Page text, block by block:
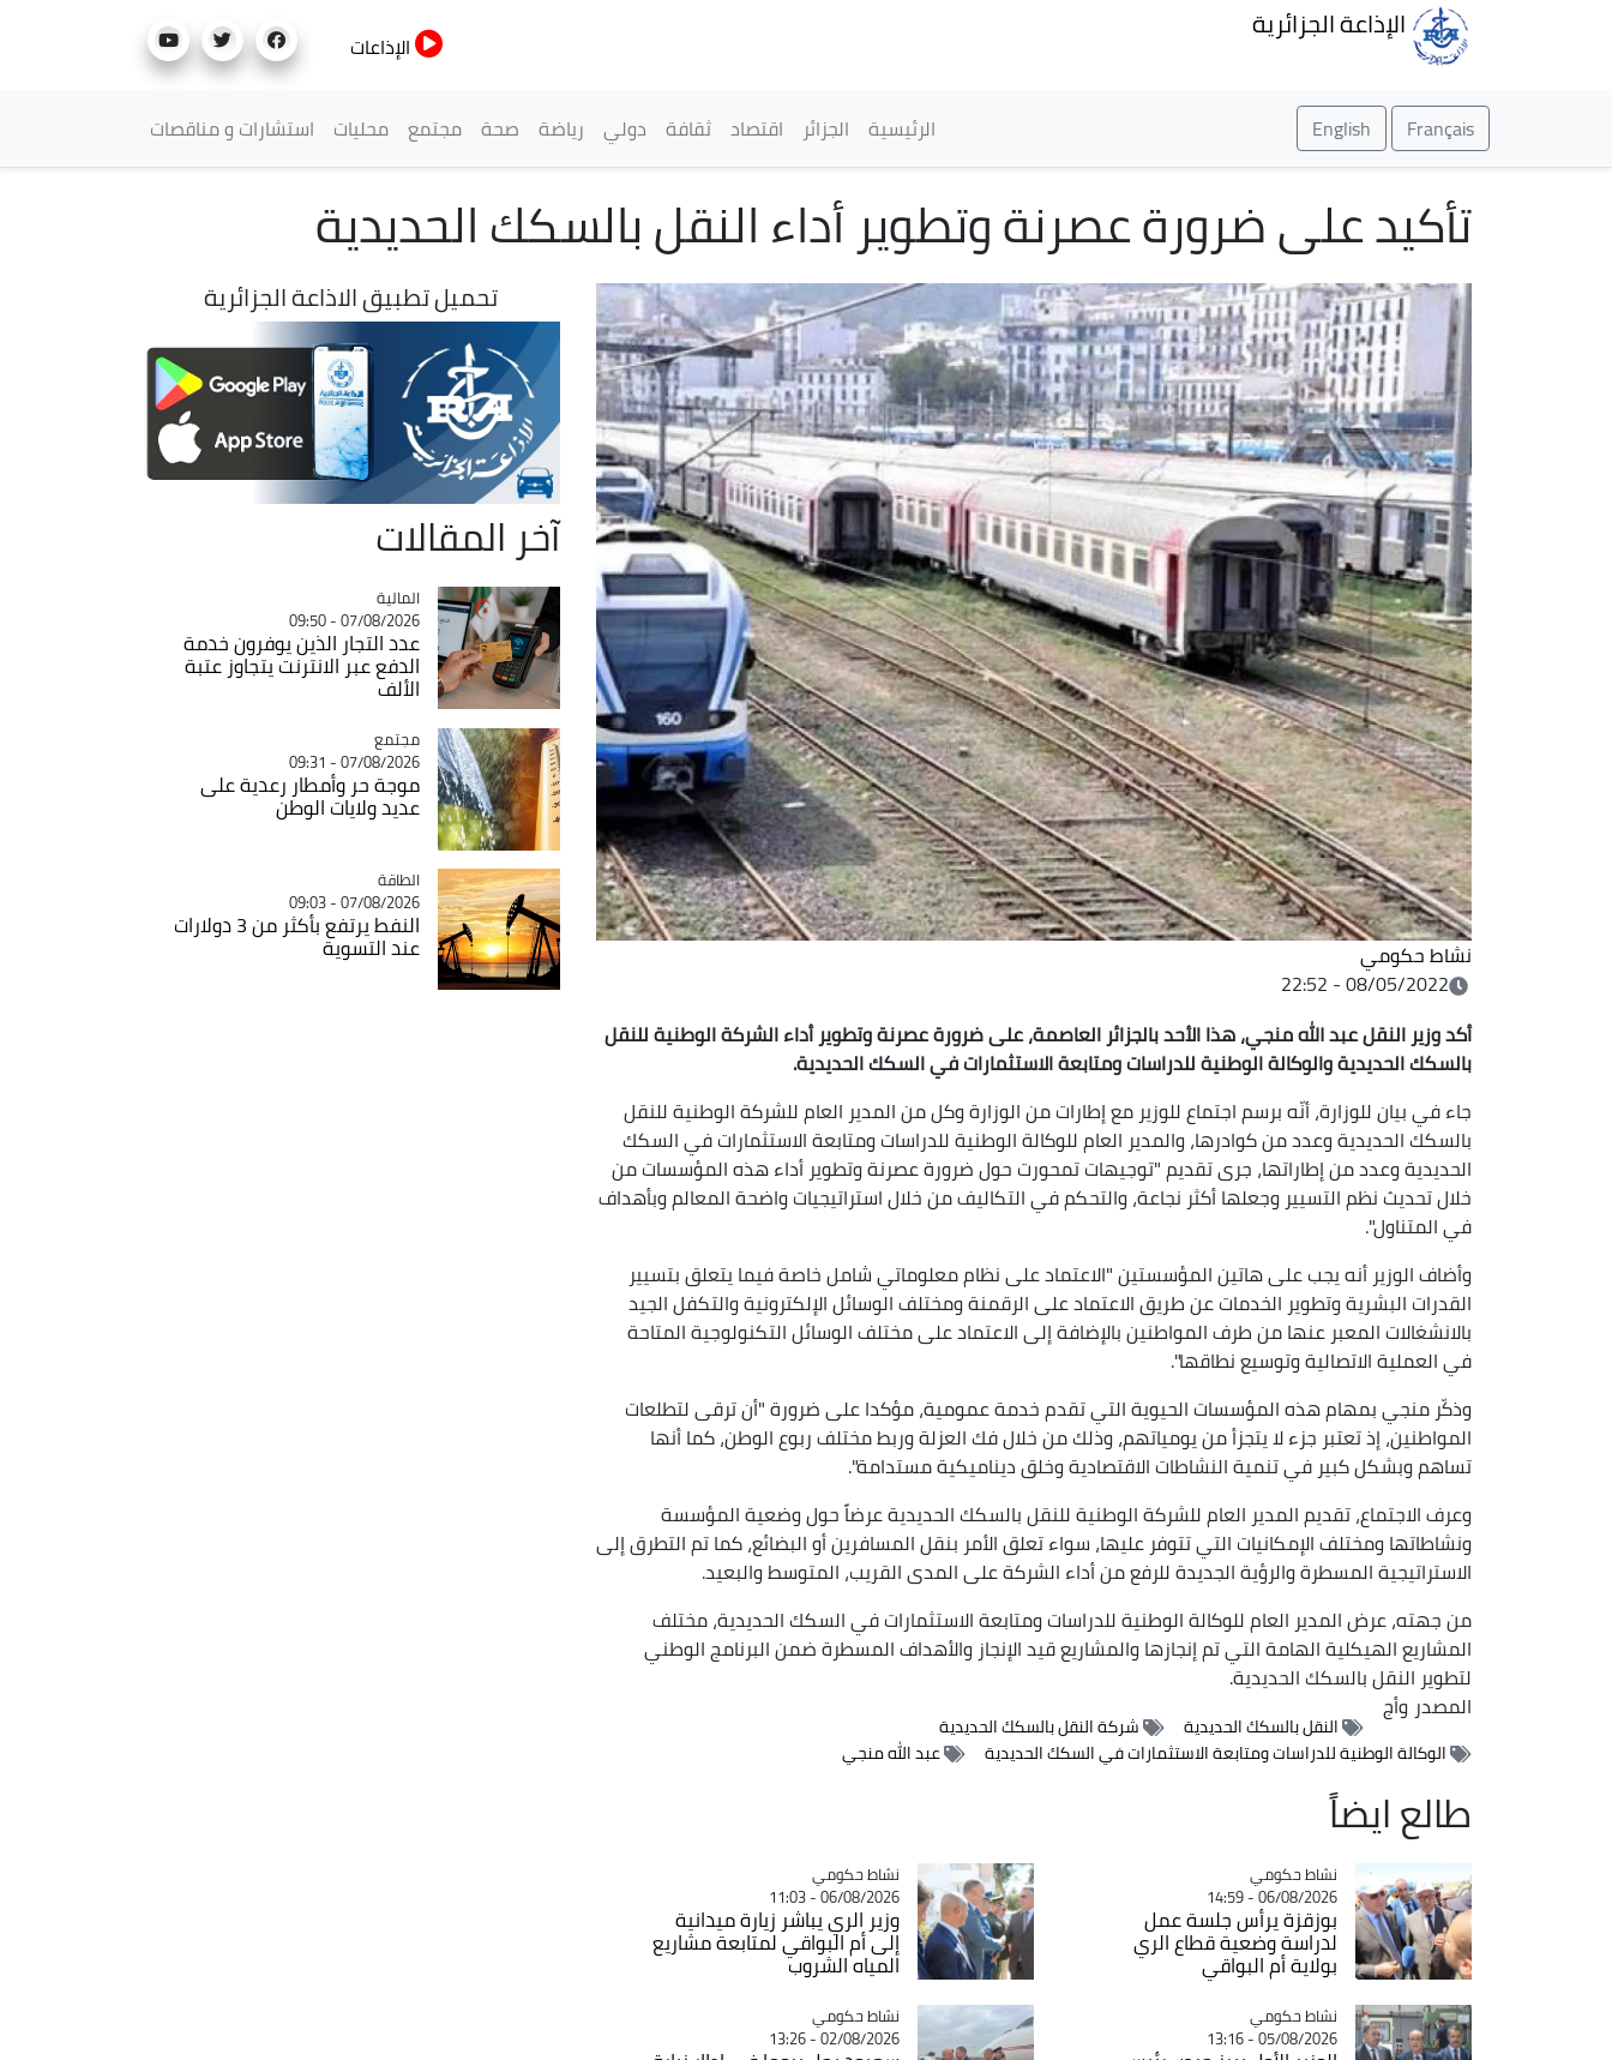
الإذاعة الجزائرية
الإذاعات
Français
English القائمة الرئيسية
الرئيسية الجزائر اقتصاد ثقافة دولي رياضة صحة مجتمع محليات استشارات و مناقصات
تأكيد على ضرورة عصرنة وتطوير أداء النقل بالسكك الحديدية
نشاط حكومي
08/05/2022 - 22:52
أكد وزير النقل عبد الله منجي، هذا الأحد بالجزائر العاصمة، على ضرورة عصرنة وتطوير أداء الشركة الوطنية للنقل
بالسكك الحديدية والوكالة الوطنية للدراسات ومتابعة الاستثمارات في السكك الحديدية.
جاء في بيان للوزارة، أنّه برسم اجتماع للوزير مع إطارات من الوزارة وكل من المدير العام للشركة الوطنية للنقل
بالسكك الحديدية وعدد من كوادرها، والمدير العام للوكالة الوطنية للدراسات ومتابعة الاستثمارات في السكك
الحديدية وعدد من إطاراتها، جرى تقديم "توجيهات تمحورت حول ضرورة عصرنة وتطوير أداء هذه المؤسسات من
خلال تحديث نظم التسيير وجعلها أكثر نجاعة، والتحكم في التكاليف من خلال استراتيجيات واضحة المعالم وبأهداف
في المتناول".
وأضاف الوزير أنه يجب على هاتين المؤسستين "الاعتماد على نظام معلوماتي شامل خاصة فيما يتعلق بتسيير
القدرات البشرية وتطوير الخدمات عن طريق الاعتماد على الرقمنة ومختلف الوسائل الإلكترونية والتكفل الجيد
بالانشغالات المعبر عنها من طرف المواطنين بالإضافة إلى الاعتماد على مختلف الوسائل التكنولوجية المتاحة
في العملية الاتصالية وتوسيع نطاقها".
وذكّر منجي بمهام هذه المؤسسات الحيوية التي تقدم خدمة عمومية، مؤكدا على ضرورة "أن ترقى لتطلعات
المواطنين، إذ تعتبر جزء لا يتجزأ من يومياتهم، وذلك من خلال فك العزلة وربط مختلف ربوع الوطن، كما أنها
تساهم وبشكل كبير في تنمية النشاطات الاقتصادية وخلق ديناميكية مستدامة".
وعرف الاجتماع، تقديم المدير العام للشركة الوطنية للنقل بالسكك الحديدية عرضاً حول وضعية المؤسسة
ونشاطاتها ومختلف الإمكانيات التي تتوفر عليها، سواء تعلق الأمر بنقل المسافرين أو البضائع، كما تم التطرق إلى
الاستراتيجية المسطرة والرؤية الجديدة للرفع من أداء الشركة على المدى القريب، المتوسط والبعيد.
من جهته، عرض المدير العام للوكالة الوطنية للدراسات ومتابعة الاستثمارات في السكك الحديدية، مختلف
المشاريع الهيكلية الهامة التي تم إنجازها والمشاريع قيد الإنجاز والأهداف المسطرة ضمن البرنامج الوطني
لتطوير النقل بالسكك الحديدية.
المصدر وأج
النقل بالسكك الحديدية
شركة النقل بالسكك الحديدية
الوكالة الوطنية للدراسات ومتابعة الاستثمارات في السكك الحديدية
عبد الله منجي
طالع ايضاً
Catégorie
نشاط حكومي
06/08/2026 - 14:59
بوزقزة يرأس جلسة عمل
لدراسة وضعية قطاع الري
بولاية أم البواقي
Catégorie
نشاط حكومي
06/08/2026 - 11:03
وزير الري يباشر زيارة ميدانية
إلى أم البواقي لمتابعة مشاريع
المياه الشروب
Catégorie
نشاط حكومي
05/08/2026 - 13:16
Catégorie
نشاط حكومي
02/08/2026 - 13:26
تحميل تطبيق الاذاعة الجزائرية
آخر المقالات
Catégorie
المالية
07/08/2026 - 09:50
عدد التجار الذين يوفرون خدمة
الدفع عبر الانترنت يتجاوز عتبة
الألف
Catégorie
مجتمع
07/08/2026 - 09:31
موجة حر وأمطار رعدية على
عديد ولايات الوطن
Catégorie
الطاقة
07/08/2026 - 09:03
النفط يرتفع بأكثر من 3 دولارات
عند التسوية